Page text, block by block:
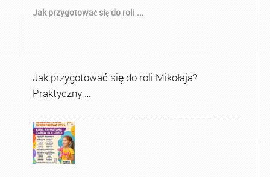
Jak przygotować się do roli ...
Jak przygotować się do roli Mikołaja?
Praktyczny …